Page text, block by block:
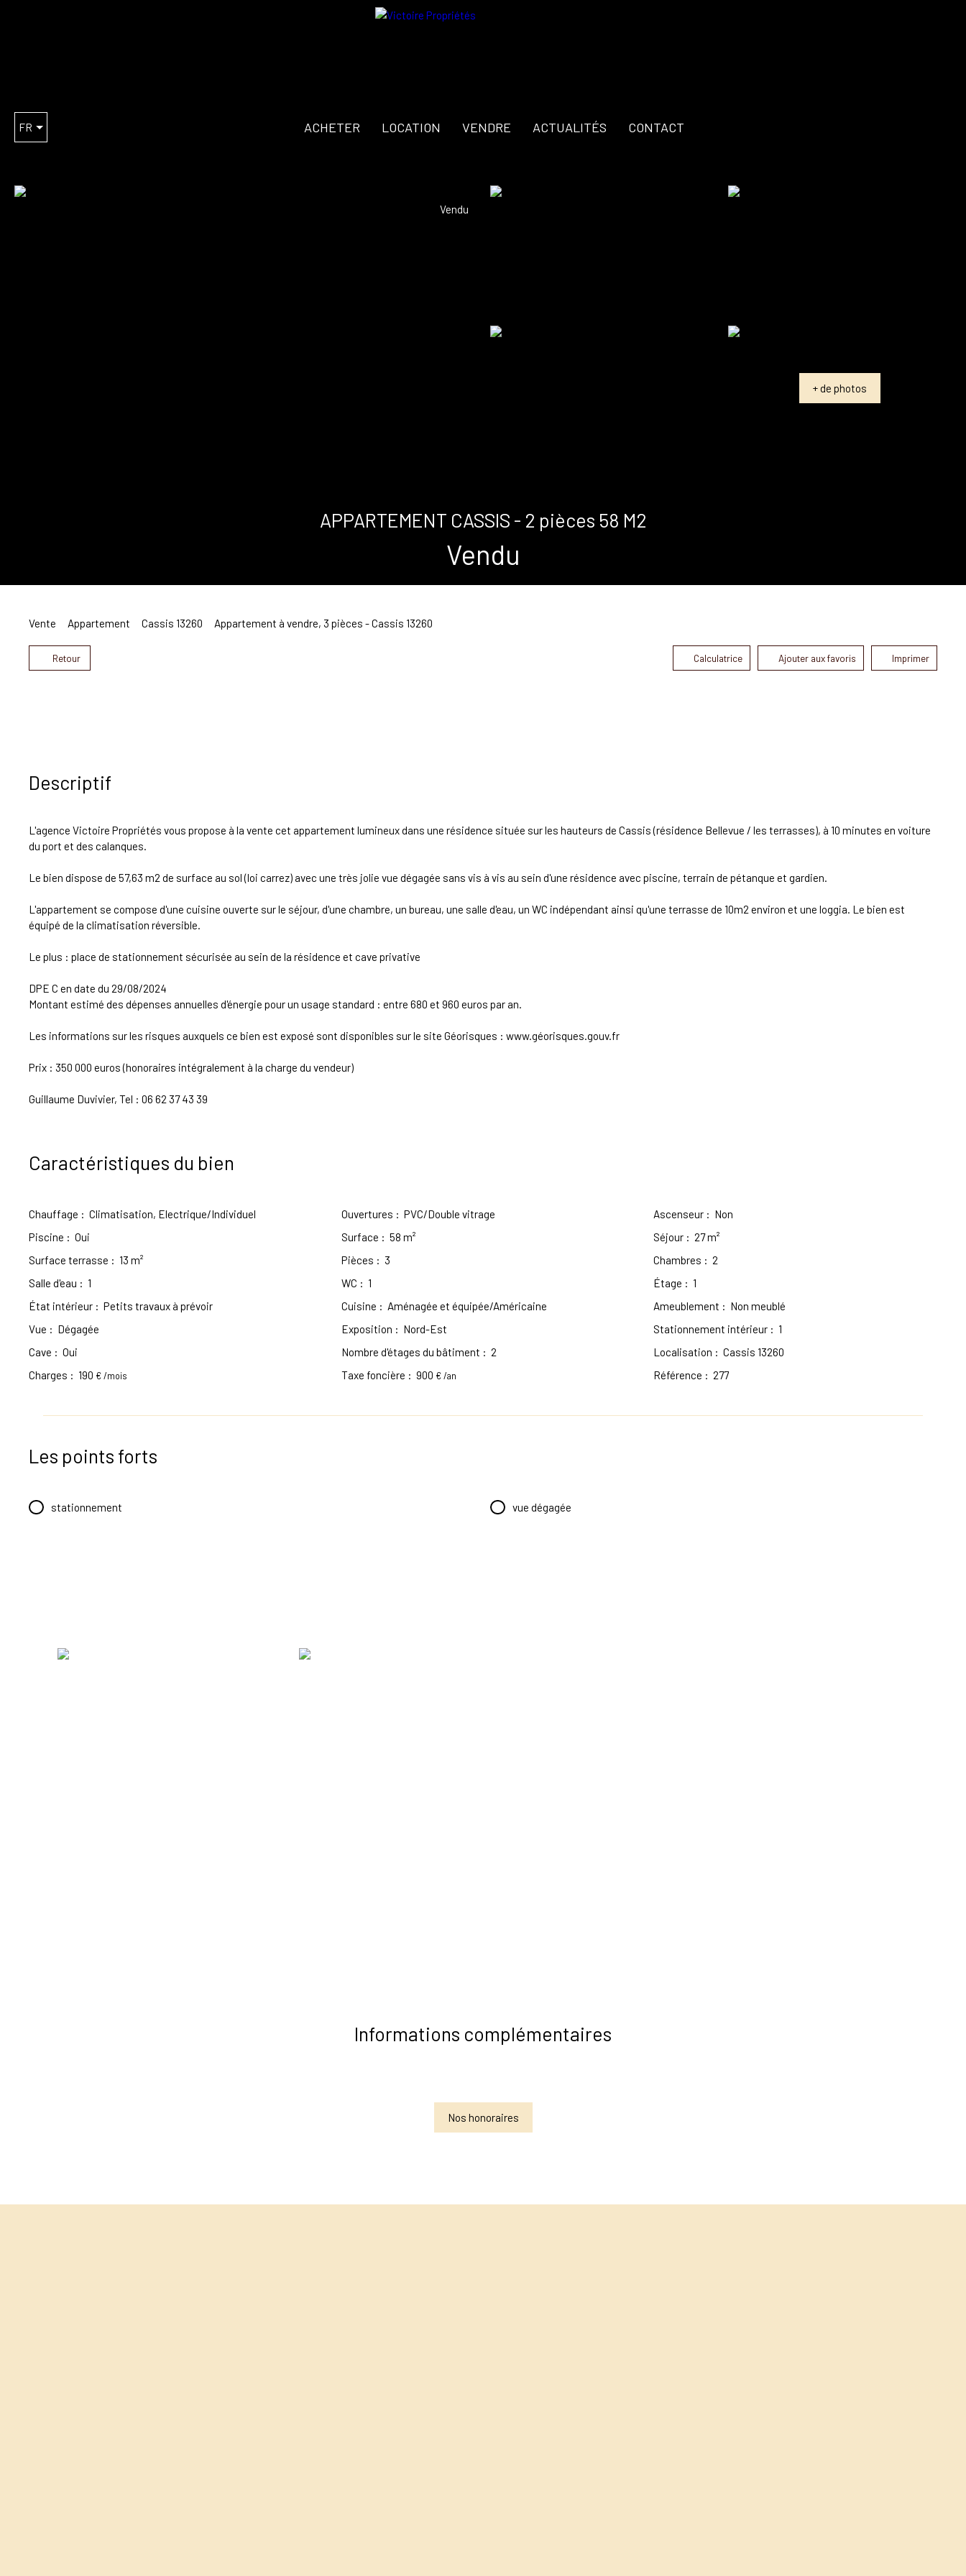
FR ACHETER LOCATION VENDRE ACTUALITÉS CONTACT
Vendu
+ de photos
APPARTEMENT CASSIS - 2 pièces 58 M2
Vendu
Vente Appartement Cassis 13260 Appartement à vendre, 3 pièces - Cassis 13260
Retour Calculatrice Ajouter aux favoris Imprimer
Descriptif
L'agence Victoire Propriétés vous propose à la vente cet appartement lumineux dans une résidence située sur les hauteurs de Cassis (résidence Bellevue / les terrasses), à 10 minutes en voiture
du port et des calanques.
Le bien dispose de 57,63 m2 de surface au sol (loi carrez) avec une très jolie vue dégagée sans vis à vis au sein d'une résidence avec piscine, terrain de pétanque et gardien.
L'appartement se compose d'une cuisine ouverte sur le séjour, d'une chambre, un bureau, une salle d'eau, un WC indépendant ainsi qu'une terrasse de 10m2 environ et une loggia. Le bien est
équipé de la climatisation réversible.
Le plus : place de stationnement sécurisée au sein de la résidence et cave privative
DPE C en date du 29/08/2024
Montant estimé des dépenses annuelles d'énergie pour un usage standard : entre 680 et 960 euros par an.
Les informations sur les risques auxquels ce bien est exposé sont disponibles sur le site Géorisques : www.géorisques.gouv.fr
Prix : 350 000 euros (honoraires intégralement à la charge du vendeur)
Guillaume Duvivier, Tel : 06 62 37 43 39
Caractéristiques du bien
Chauffage : Climatisation, Electrique/Individuel Ouvertures : PVC/Double vitrage Ascenseur : Non
Piscine : Oui Surface : 58 m² Séjour : 27m²
Surface terrasse : 13 m² Pièces : 3 Chambres : 2
Salle d'eau : 1 WC : 1 Étage : 1
État intérieur : Petits travaux à prévoir Cuisine : Aménagée et équipée/Américaine Ameublement : Non meublé
Vue : Dégagée Exposition : Nord-Est Stationnement intérieur : 1
Cave : Oui Nombre d'étages du bâtiment : 2 Localisation : Cassis 13260
Charges : 190 € /mois Taxe foncière : 900 € /an Référence : 277
Les points forts
stationnement vue dégagée
Informations complémentaires
Nos honoraires